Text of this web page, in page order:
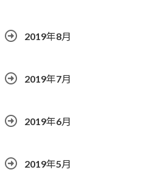
2019年8月
2019年7月
2019年6月
2019年5月